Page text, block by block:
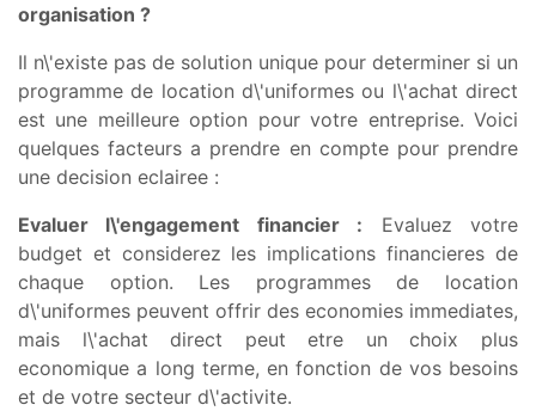
organisation ?
Il n\'existe pas de solution unique pour determiner si un
programme de location d\'uniformes ou l\'achat direct
est une meilleure option pour votre entreprise. Voici
quelques facteurs a prendre en compte pour prendre
une decision eclairee :
Evaluer l\'engagement financier : Evaluez votre
budget et considerez les implications financieres de
chaque option. Les programmes de location
d\'uniformes peuvent offrir des economies immediates,
mais l\'achat direct peut etre un choix plus
economique a long terme, en fonction de vos besoins
et de votre secteur d\'activite.